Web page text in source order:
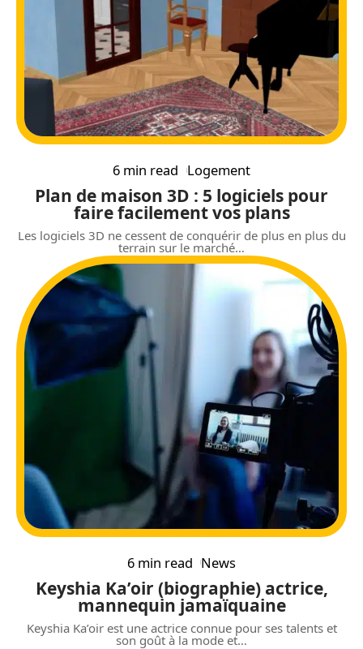
6 min read Logement
Plan de maison 3D : 5 logiciels pour
faire facilement vos plans
Les logiciels 3D ne cessent de conquérir de plus en plus du
terrain sur le marché…
6 min read News
Keyshia Ka’oir (biographie) actrice,
mannequin jamaïquaine
Keyshia Ka’oir est une actrice connue pour ses talents et
son goût à la mode et…